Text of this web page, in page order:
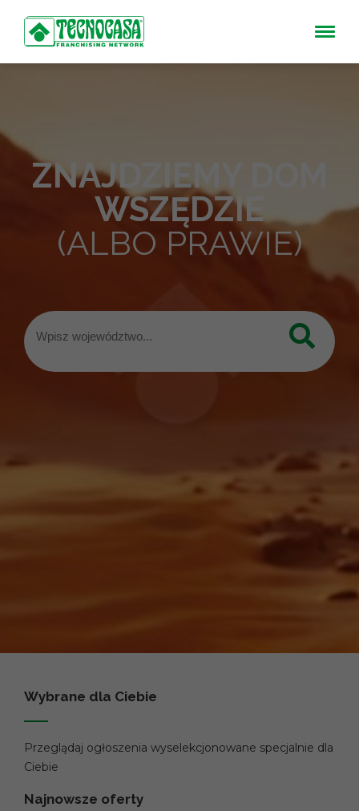
ZNAJDZIEMY DOM
WSZĘDZIE
(ALBO PRAWIE)
Wybrane dla Ciebie
Przeglądaj ogłoszenia wyselekcjonowane specjalnie dla
Ciebie
Najnowsze oferty